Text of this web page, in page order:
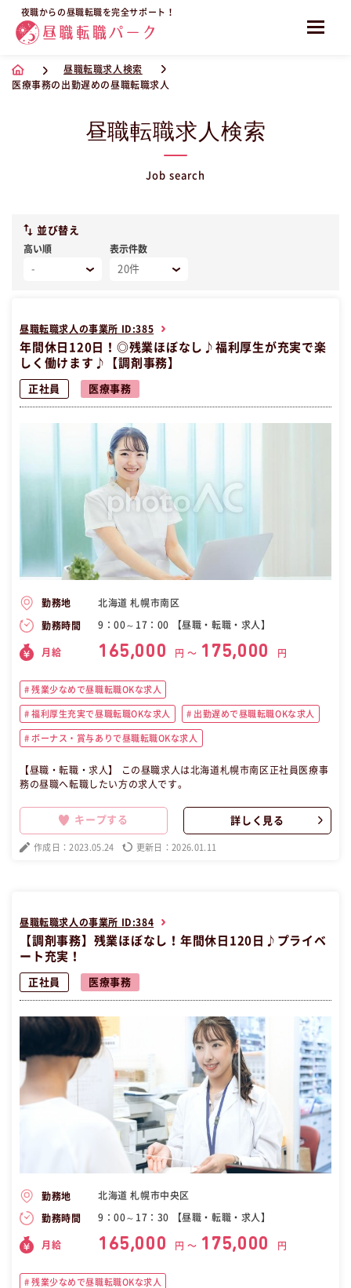
夜職からの昼職転職を完全サポート！
昼職転職求人検索
医療事務の出勤遅めの昼職転職求人
昼職転職求人検索
Job search
並び替え
高い順 表示件数
昼職転職求人の事業所 ID:385
年間休日120日！◎残業ほぼなし♪福利厚生が充実で楽
しく働けます♪【調剤事務】
正社員 医療事務
勤務地 北海道 札幌市南区
勤務時間 9：00～17：00 【昼職・転職・求人】
月給 165,000 円 〜 175,000 円
残業少なめで昼職転職OKな求人
福利厚生充実で昼職転職OKな求人 出勤遅めで昼職転職OKな求人
ボーナス・賞与ありで昼職転職OKな求人
【昼職・転職・求人】 この昼職求人は北海道札幌市南区正社員医療事
務の昼職へ転職したい方の求人です。
キープする 詳しく見る
作成日：2023.05.24 更新日：2026.01.11
昼職転職求人の事業所 ID:384
【調剤事務】残業ほぼなし！年間休日120日♪プライベ
ート充実！
正社員 医療事務
勤務地 北海道 札幌市中央区
勤務時間 9：00～17：30 【昼職・転職・求人】
月給 165,000 円 〜 175,000 円
残業少なめで昼職転職OKな求人